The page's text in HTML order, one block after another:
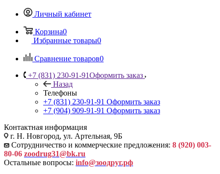
Личный кабинет
Корзина0
Избранные товары0
Сравнение товаров0
+7 (831) 230-91-91Оформить заказ
Назад
Телефоны
+7 (831) 230-91-91 Оформить заказ
+7 (904) 909-91-91 Оформить заказ
Контактная информация
г. Н. Новгород, ул. Артельная, 9Б
Сотрудничество и коммерческие предложения: 8 (920) 003-
80-06 zoodrug31@bk.ru
Остальные вопросы: info@зоодруг.рф